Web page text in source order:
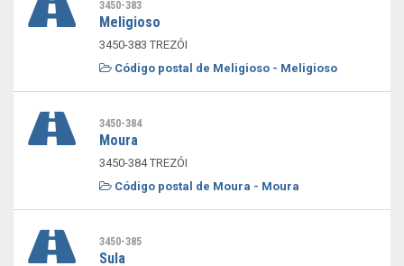
3450-383
Meligioso
3450-383 TREZÓI
Código postal de Meligioso - Meligioso
3450-384
Moura
3450-384 TREZÓI
Código postal de Moura - Moura
3450-385
Sula